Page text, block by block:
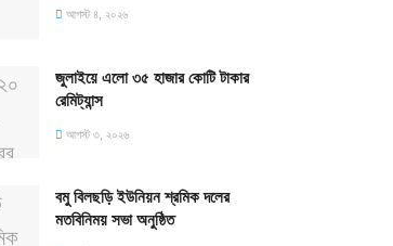
আগস্ট ৪, ২০২৬
জুলাইয়ে এলো ৩৫ হাজার কোটি টাকার
রেমিট্যান্স
আগস্ট ৩, ২০২৬
বমু বিলছড়ি ইউনিয়ন শ্রমিক দলের
মতবিনিময় সভা অনুষ্ঠিত